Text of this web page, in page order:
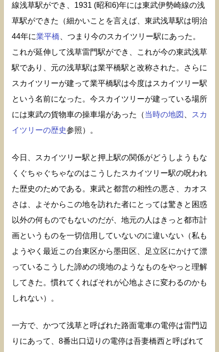
線浅草駅ができ、1931 (昭和6)年には東武伊勢崎線の浅
草駅ができた（細かいことを言えば、東武浅草駅は明治
44年に業平橋 、つまり今のスカイツリー駅にあった。
これが延伸して浅草雷門駅ができ、これが今の東武浅草
駅であり、元の浅草駅は業平橋駅と改称された。さらに
スカイツリーが建って業平橋駅は今度はスカイツリー駅
という名前になった。今スカイツリーが建っている場所
には東武の貨物車の操車場があった（当時の地図
スカ
イツリーの歴史参照）。
今日、スカイツリー駅と押上駅の関係がどうしようもな
くぐちゃぐちゃなのはこうしたスカイツリー駅の呪われ
た歴史のためである。東武と都営の相性の悪さ、カオス
さは、よそからこの地を訪れた者にとっては驚きと困惑
以外の何ものでもないのだが、地元の人はきっと都市計
画というものを一切信用していないのに違いない（私も
ようやく最近この台東区から墨田区、足立区にかけて漂
っているこうした諦めの境地のようなものをやっと理解
してきた。慣れてくればそれが心地よさに変わるのかも
しれない）。
一方で、かつて浅草と呼ばれた路面電車の電停は雷門辺
りにあって、8番出口辺りの電停は吾妻橋西と呼ばれて